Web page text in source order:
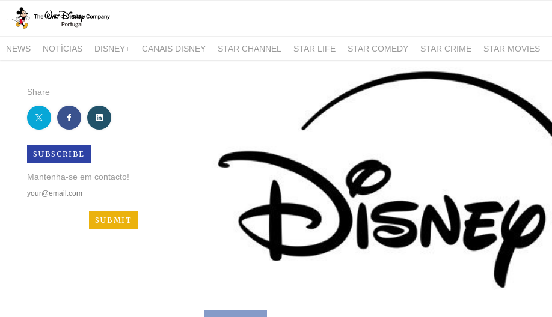
NEWS NOTÍCIAS DISNEY+ CANAIS DISNEY STAR CHANNEL STAR LIFE STAR COMEDY STAR CRIME STAR MOVIES
Share
SUBSCRIBE
Mantenha-se em contacto!